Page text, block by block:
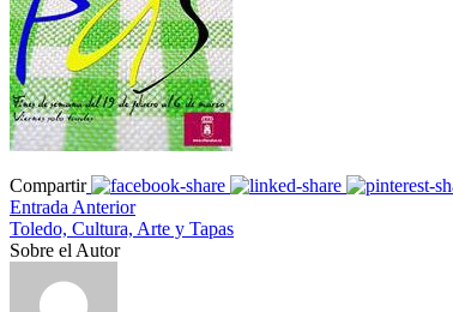
Compartir
Entrada Anterior
Toledo, Cultura, Arte y Tapas
Sobre el Autor